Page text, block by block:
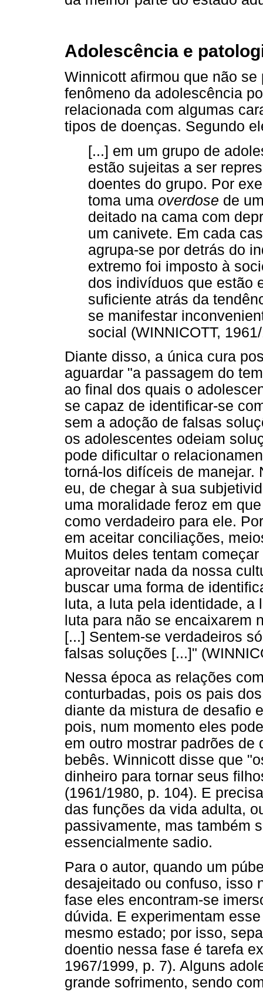
Adolescência e
Winnicott afirmou que não
fenômeno da adolescência
relacionada com algumas
tipos de doenças. Segundo
[...] em um grupo de
estão sujeitas a ser
doentes do grupo. Por
toma uma overdose de
deitado na cama com
um canivete. Em cada
agrupa-se por detrás do
extremo foi imposto à
dos indivíduos que estão
suficiente atrás da
se manifestar
social (WINNICOTT,
Diante disso, a única cura
aguardar "a passagem do
ao final dos quais o
se capaz de identificar-se
sem a adoção de falsas
os adolescentes odeiam
pode dificultar o
torná-los difíceis de manejar.
eu, de chegar à sua
uma moralidade feroz em
como verdadeiro para ele.
em aceitar conciliações,
Muitos deles tentam
aproveitar nada da nossa
buscar uma forma de
luta, a luta pela identidade,
luta para não se encaixarem
[...] Sentem-se verdadeiros
falsas soluções [...]"
Nessa época as relações
conturbadas, pois os pais
diante da mistura de desafio
pois, num momento eles
em outro mostrar padrões
bebês. Winnicott disse que
dinheiro para tornar seus
(1961/1980, p. 104). E
das funções da vida adulta,
passivamente, mas também
essencialmente sadio.
Para o autor, quando um
desajeitado ou confuso, isso
fase eles encontram-se
dúvida. E experimentam
mesmo estado; por isso,
doentio nessa fase é tarefa
1967/1999, p. 7). Alguns
grande sofrimento, sendo